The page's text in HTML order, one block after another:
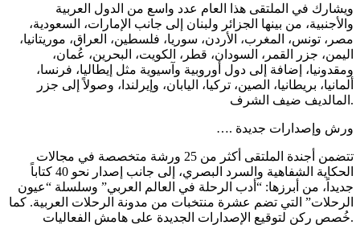
ويشارك في الملتقى هذا العام عدد واسع من الدول العربية
والأجنبية، من بينها الجزائر ولبنان إلى جانب الإمارات، السعودية،
مصر، تونس، المغرب، الأردن، سوريا، فلسطين، العراق، موريتانيا،
اليمن، جزر القمر، السودان، قطر، الكويت، البحرين، عُمان،
ومقدونيا، إضافة إلى دول أوروبية وآسيوية مثل إيطاليا، فرنسا،
ألمانيا، بريطانيا، الصين، تركيا، اليابان، وإيرلندا، وصولاً إلى جزر
المالديف ضيف الشرف.
…. ورش وإصدارات جديدة
تتضمن أجندة الملتقى أكثر من 25 ورشة متخصصة في مجالات
الحكاية الشفاهية والسرد البصري، إلى جانب إصدار نحو 40 كتاباً
جديداً، من أبرزها: “أدب الرحلة في العالم العربي” وسلسلة “عيون
الرحلات” التي تضم عشرة منتخبات من مدونة الرحلات العربية. كما
خُصص ركن لتوقيع الإصدارات الجديدة على هامش الفعاليات.